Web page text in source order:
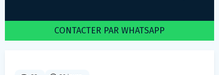
CONTACTER PAR WHATSAPP